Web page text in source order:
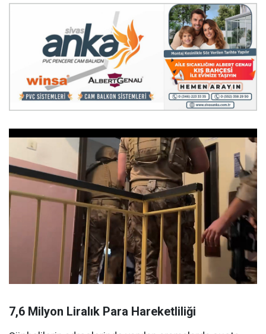
7,6 Milyon Liralık Para Hareketliliği